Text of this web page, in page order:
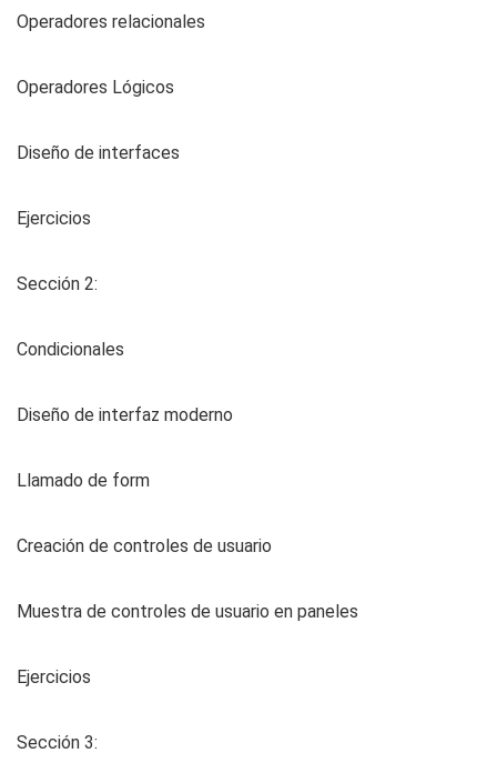
Operadores relacionales
Operadores Lógicos
Diseño de interfaces
Ejercicios
Sección 2:
Condicionales
Diseño de interfaz moderno
Llamado de form
Creación de controles de usuario
Muestra de controles de usuario en paneles
Ejercicios
Sección 3: